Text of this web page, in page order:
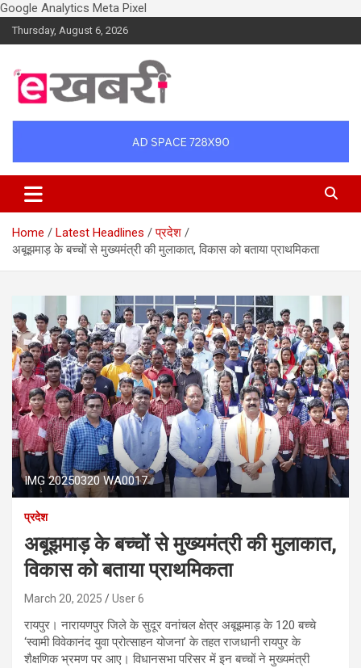
Google Analytics Meta Pixel
Skip
to
Thursday, August 6, 2026
Ekhabri.com
Home Latest Headlines
प्रदेश
अबूझमाड़ के बच्चों से मुख्यमंत्री की मुलाकात, विकास को बताया प्राथमिकता
IMG 20250320 WA0017
प्रदेश
अबूझमाड़ के बच्चों से मुख्यमंत्री की मुलाकात,
विकास को बताया प्राथमिकता
March 20, 2025 User 6
रायपुर। नारायणपुर जिले के सुदूर वनांचल क्षेत्र अबूझमाड़ के 120 बच्चे
‘स्वामी विवेकानंद युवा प्रोत्साहन योजना’ के तहत राजधानी रायपुर के
शैक्षणिक भ्रमण पर आए। विधानसभा परिसर में इन बच्चों ने मुख्यमंत्री